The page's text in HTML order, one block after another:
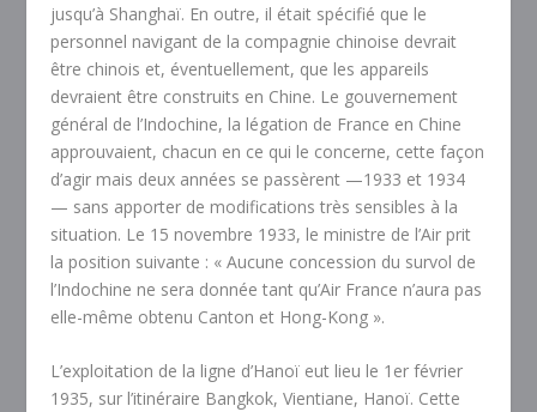
jusqu’à Shanghaï. En outre, il était spécifié que le
personnel navigant de la compagnie chinoise devrait
être chinois et, éventuellement, que les appareils
devraient être construits en Chine. Le gouvernement
général de l’Indochine, la légation de France en Chine
approuvaient, chacun en ce qui le concerne, cette façon
d’agir mais deux années se passèrent —1933 et 1934
— sans apporter de modifications très sensibles à la
situation. Le 15 novembre 1933, le ministre de l’Air prit
la position suivante : « Aucune concession du survol de
l’Indochine ne sera donnée tant qu’Air France n’aura pas
elle-même obtenu Canton et Hong-Kong ».
L’exploitation de la ligne d’Hanoï eut lieu le 1 er février
1935, sur l’itinéraire Bangkok, Vientiane, Hanoï. Cette